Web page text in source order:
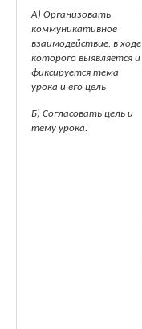
А) Организовать
коммуникативное
взаимодействие, в ходе
которого выявляется и
фиксируется тема
урока и его цель
Б) Согласовать цель и
тему урока.